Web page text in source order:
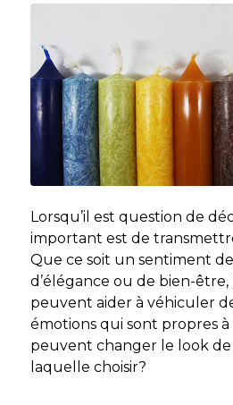
Lorsqu’il est question de
important est de
Que ce soit un sentiment
d’élégance ou de bien-
peuvent aider à véhiculer
émotions qui sont propres
peuvent changer le look de
laquelle choisir?